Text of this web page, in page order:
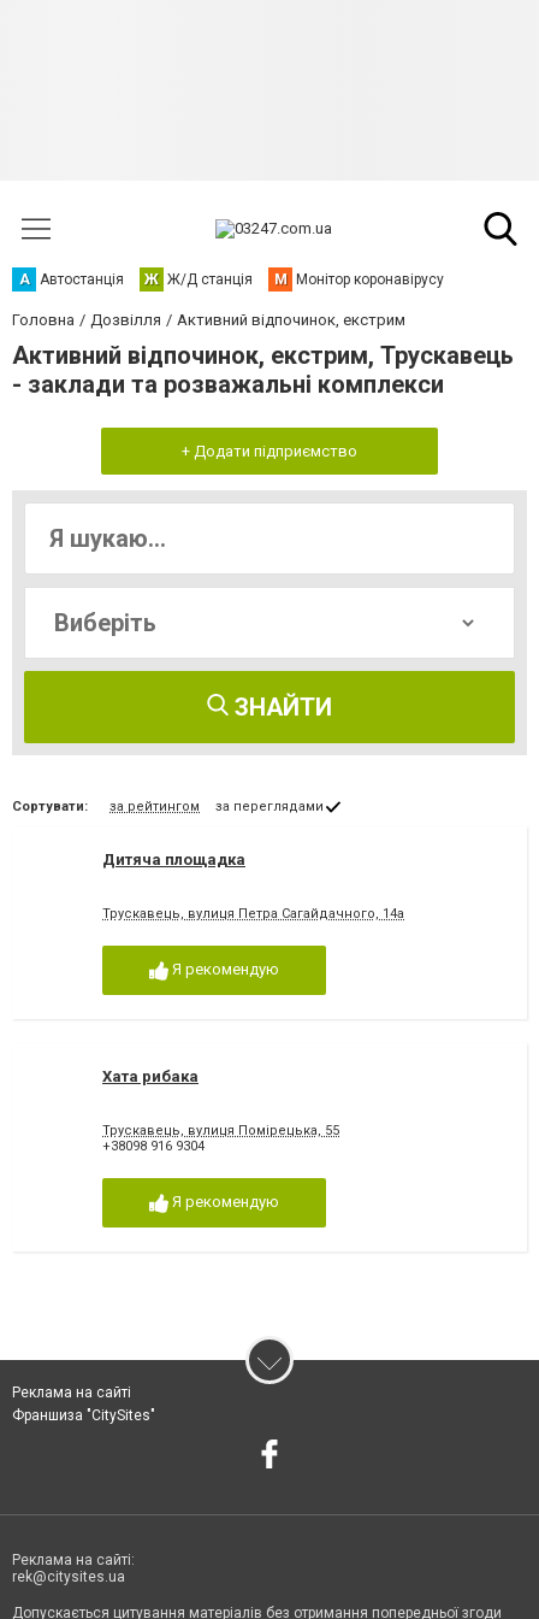
А Автостанція Ж Ж/Д станція М Монітор коронавірусу
Головна Дозвілля Активний відпочинок, екстрим
Активний відпочинок, екстрим, Трускавець
- заклади та розважальні комплекси
+ Додати підприємство
ЗНАЙТИ
Сортувати: за рейтингом за переглядами
Дитяча площадка
Трускавець, вулиця Петра Сагайдачного, 14а
Я рекомендую
Хата рибака
Трускавець, вулиця Помірецька, 55
+38098 916 9304
Я рекомендую
Реклама на сайті
Франшиза "CitySites"
Реклама на сайті:
rek@citysites.ua
Допускається цитування матеріалів без отримання попередньої згоди